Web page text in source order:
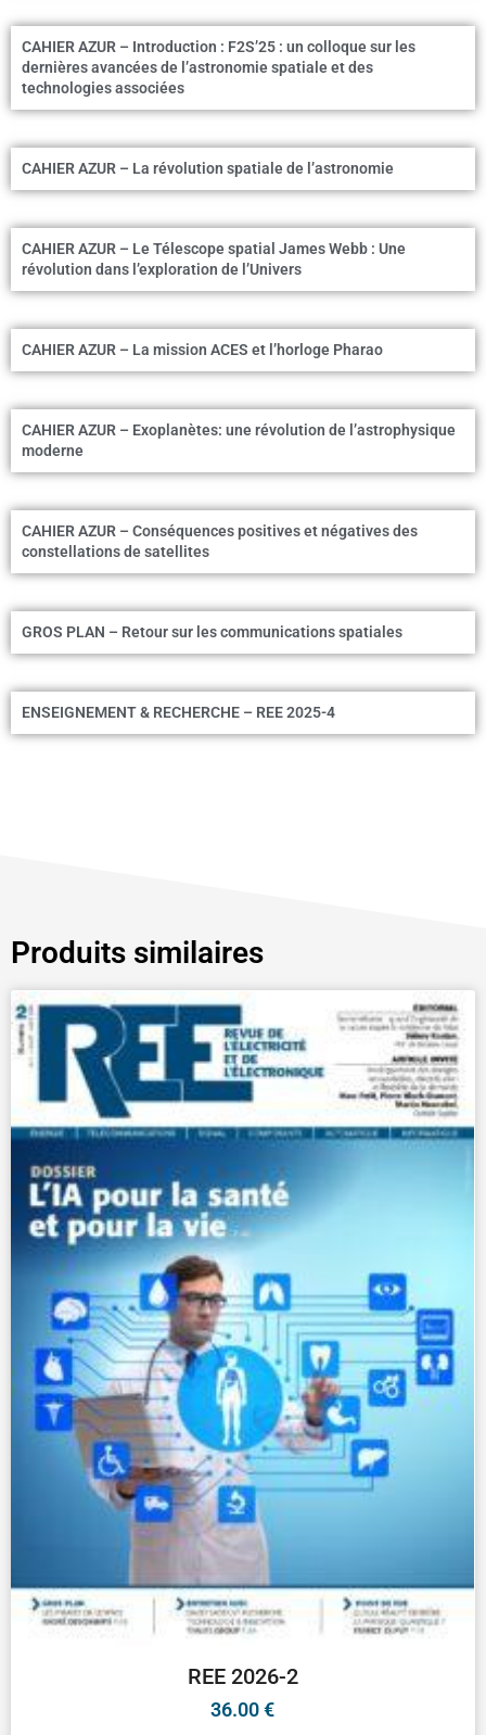
CAHIER AZUR – Introduction : F2S’25 : un colloque sur les
dernières avancées de l’astronomie spatiale et des
technologies associées
CAHIER AZUR – La révolution spatiale de l’astronomie
CAHIER AZUR – Le Télescope spatial James Webb : Une
révolution dans l’exploration de l’Univers
CAHIER AZUR – La mission ACES et l’horloge Pharao
CAHIER AZUR – Exoplanètes: une révolution de l’astrophysique
moderne
CAHIER AZUR – Conséquences positives et négatives des
constellations de satellites
GROS PLAN – Retour sur les communications spatiales
ENSEIGNEMENT & RECHERCHE – REE 2025-4
Produits similaires
REE 2026-2
36.00€